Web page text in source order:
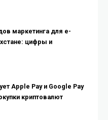
маркетинга для e-
цифры и
Pay
криптовалют